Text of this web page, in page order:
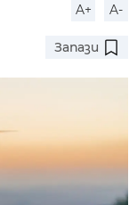
A+ A-
Запази